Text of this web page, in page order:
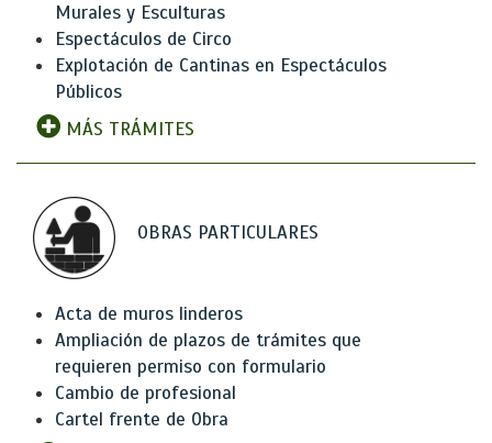
Murales y Esculturas
Espectáculos de Circo
Explotación de Cantinas en Espectáculos
Públicos
MÁS TRÁMITES
OBRAS PARTICULARES
Acta de muros linderos
Ampliación de plazos de trámites que
requieren permiso con formulario
Cambio de profesional
Cartel frente de Obra